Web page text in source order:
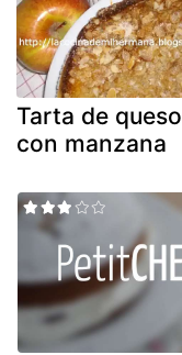
Tarta de queso
con manzana